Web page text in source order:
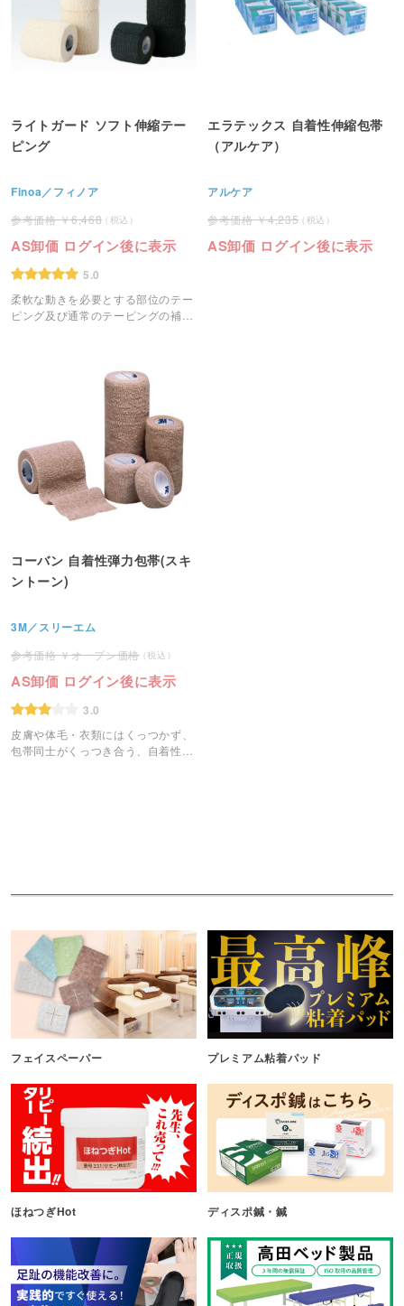
ライトガード ソフト伸縮テー
ピング
Finoa／フィノア
6,468
AS卸価 ログイン後に表示
5.0
柔軟な動きを必要とする部位のテー
ピング及び通常のテーピングの補強
エラテックス 自着性伸縮包帯
（アルケア）
アルケア
4,235
AS卸価 ログイン後に表示
コーバン 自着性弾力包帯(スキ
ントーン)
3M／スリーエム
オープン価格
AS卸価 ログイン後に表示
3.0
皮膚や体毛・衣類にはくっつかず、
包帯同士がくっつき合う、自着性の
フェイスペーパー プレミアム粘着パッド
ほねつぎHot ディスポ鍼・鍼